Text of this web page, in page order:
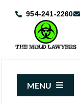
954-241-2260
MENU